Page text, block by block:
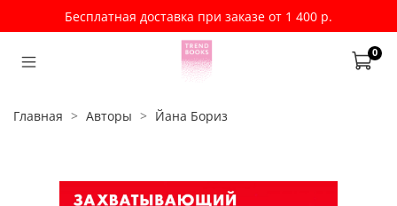
Бесплатная доставка при заказе от 1 400 р.
0
Главная Авторы Йана Бориз